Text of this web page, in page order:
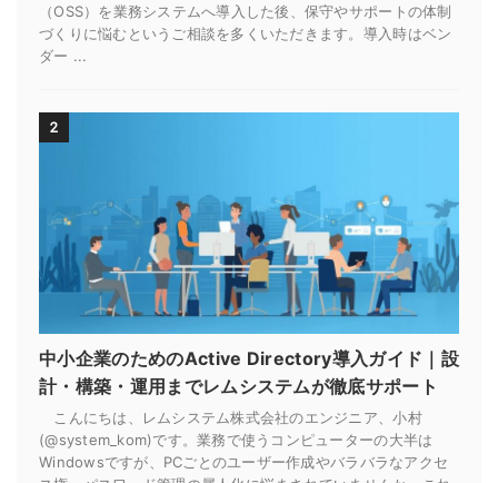
（OSS）を業務システムへ導入した後、保守やサポートの体制
づくりに悩むというご相談を多くいただきます。導入時はベン
ダー ...
2
中小企業のためのActive Directory導入ガイド｜設
計・構築・運用までレムシステムが徹底サポート
こんにちは、レムシステム株式会社のエンジニア、小村
(@system_kom)です。業務で使うコンピューターの大半は
Windowsですが、PCごとのユーザー作成やバラバラなアクセ